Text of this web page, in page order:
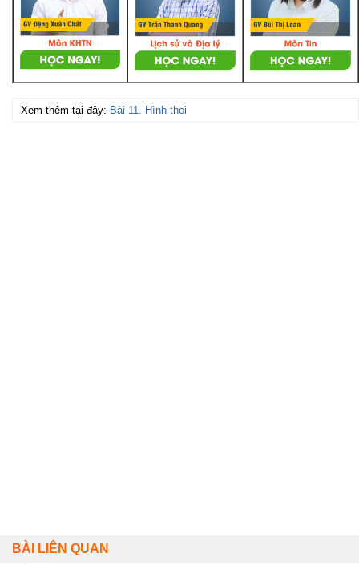
Xem thêm tại đây: Bài 11. Hình thoi
BÀI LIÊN QUAN